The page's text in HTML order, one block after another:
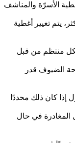
الأسرّة والمناشف
لمدة 15 ليلة أو أكثر، يتم تغيير أغطية
منتظم من قبل
الضيوف قدر
إذا كان ذلك محددًا
المغادرة في حال